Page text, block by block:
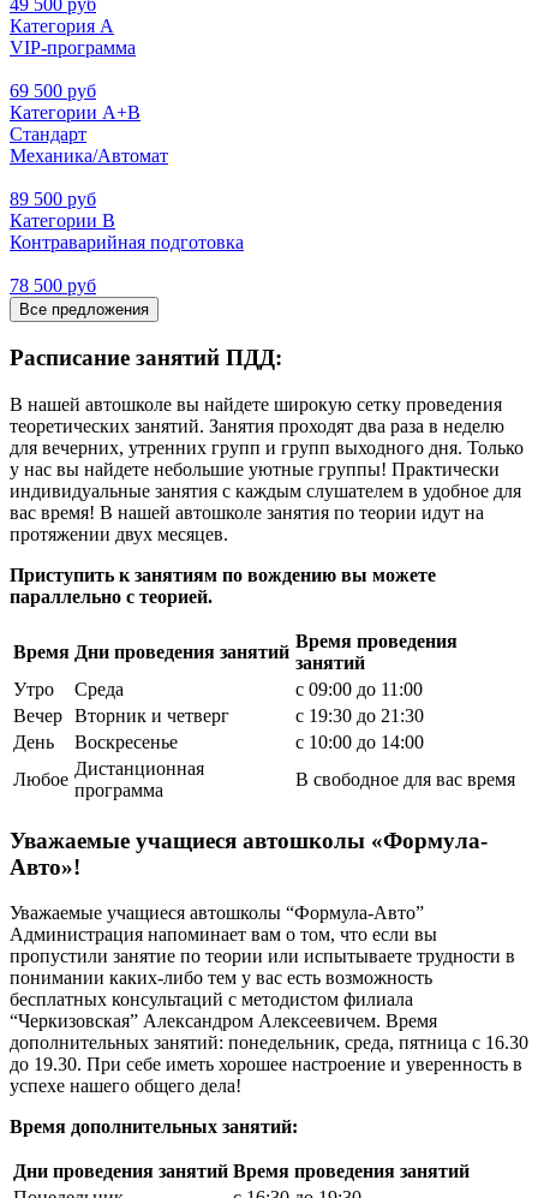
49 500 руб
Категория А
VIP-программа
69 500 руб
Категории А+В
Стандарт
Механика/Автомат
89 500 руб
Категории В
Контраварийная подготовка
78 500 руб
Все предложения
Расписание занятий ПДД:
В нашей автошколе вы найдете широкую сетку проведения
теоретических занятий. Занятия проходят два раза в неделю
для вечерних, утренних групп и групп выходного дня. Только
у нас вы найдете небольшие уютные группы! Практически
индивидуальные занятия с каждым слушателем в удобное для
вас время! В нашей автошколе занятия по теории идут на
протяжении двух месяцев.
Приступить к занятиям по вождению вы можете
параллельно с теорией.
Время Дни проведения занятий
Время проведения
занятий
Утро
Среда
с 09:00 до 11:00
Вечер Вторник и четверг
с 19:30 до 21:30
День
Воскресенье
с 10:00 до 14:00
Любое
Дистанционная
программа
В свободное для вас время
Уважаемые учащиеся автошколы «Формула-
Авто»!
Уважаемые учащиеся автошколы “Формула-Авто”
Администрация напоминает вам о том, что если вы
пропустили занятие по теории или испытываете трудности в
понимании каких-либо тем у вас есть возможность
бесплатных консультаций с методистом филиала
“Черкизовская” Александром Алексеевичем. Время
дополнительных занятий: понедельник, среда, пятница с 16.30
до 19.30. При себе иметь хорошее настроение и уверенность в
успехе нашего общего дела!
Время дополнительных занятий:
Дни проведения занятий Время проведения занятий